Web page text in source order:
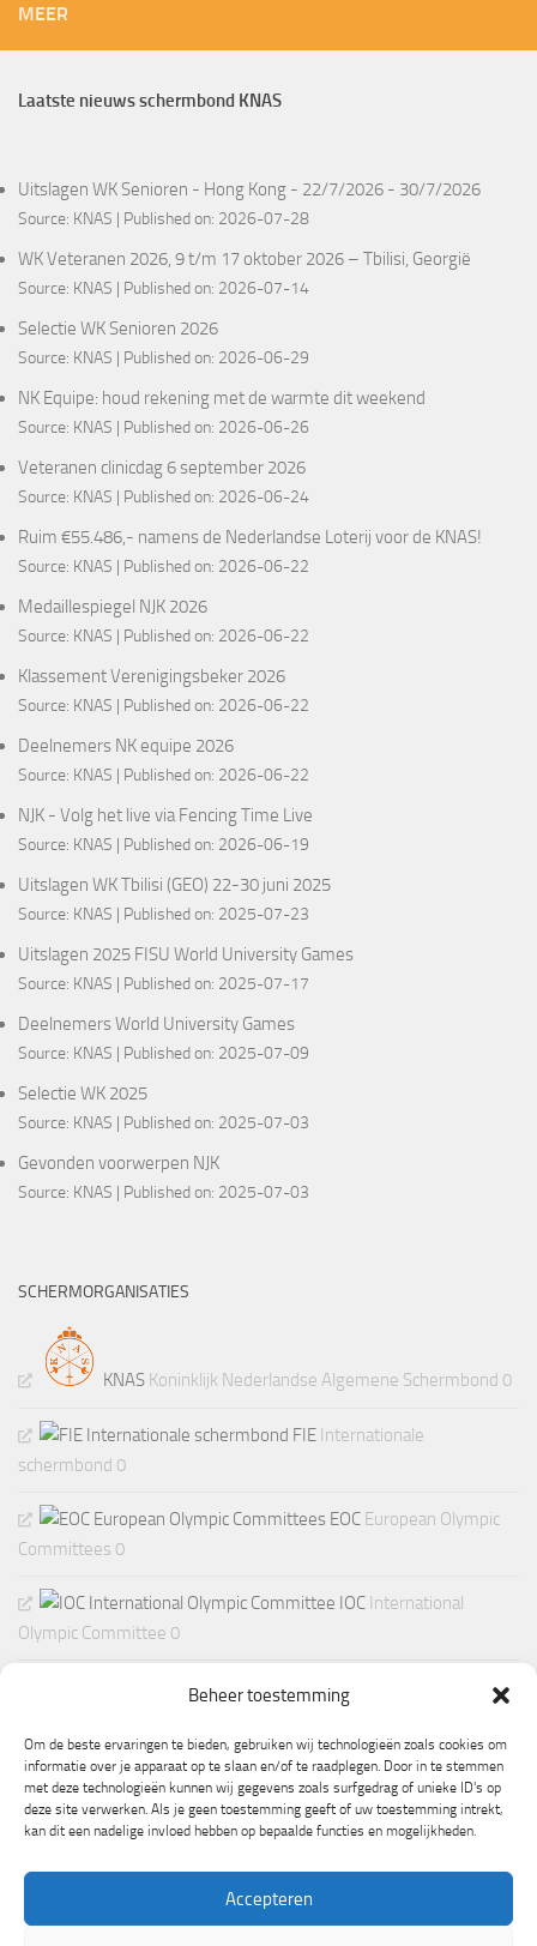
Beheer toestemming
Om de beste ervaringen te bieden, gebruiken wij technologieën zoals cookies om
informatie over je apparaat op te slaan en/of te raadplegen. Door in te stemmen
met deze technologieën kunnen wij gegevens zoals surfgedrag of unieke ID's op
deze site verwerken. Als je geen toestemming geeft of uw toestemming intrekt,
kan dit een nadelige invloed hebben op bepaalde functies en mogelijkheden.
Accepteren
MEER
Laatste nieuws schermbond KNAS
Uitslagen WK Senioren - Hong Kong - 22/7/2026 - 30/7/2026
Source: KNAS Published on: 2026-07-28
WK Veteranen 2026, 9 t/m 17 oktober 2026 – Tbilisi, Georgië
Source: KNAS Published on: 2026-07-14
Selectie WK Senioren 2026
Source: KNAS Published on: 2026-06-29
NK Equipe: houd rekening met de warmte dit weekend
Source: KNAS Published on: 2026-06-26
Veteranen clinicdag 6 september 2026
Source: KNAS Published on: 2026-06-24
Ruim €55.486,- namens de Nederlandse Loterij voor de KNAS!
Source: KNAS Published on: 2026-06-22
Medaillespiegel NJK 2026
Source: KNAS Published on: 2026-06-22
Klassement Verenigingsbeker 2026
Source: KNAS Published on: 2026-06-22
Deelnemers NK equipe 2026
Source: KNAS Published on: 2026-06-22
NJK - Volg het live via Fencing Time Live
Source: KNAS Published on: 2026-06-19
Uitslagen WK Tbilisi (GEO) 22-30 juni 2025
Source: KNAS Published on: 2025-07-23
Uitslagen 2025 FISU World University Games
Source: KNAS Published on: 2025-07-17
Deelnemers World University Games
Source: KNAS Published on: 2025-07-09
Selectie WK 2025
Source: KNAS Published on: 2025-07-03
Gevonden voorwerpen NJK
Source: KNAS Published on: 2025-07-03
SCHERMORGANISATIES
KNAS Koninklijk Nederlandse Algemene Schermbond 0
FIE Internationale
schermbond 0
EOC European Olympic
Committees 0
IOC International
Olympic Committee 0